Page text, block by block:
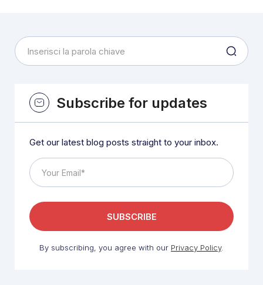
Subscribe for updates
Get our latest blog posts straight to your inbox.
By subscribing, you agree with our Privacy Policy.